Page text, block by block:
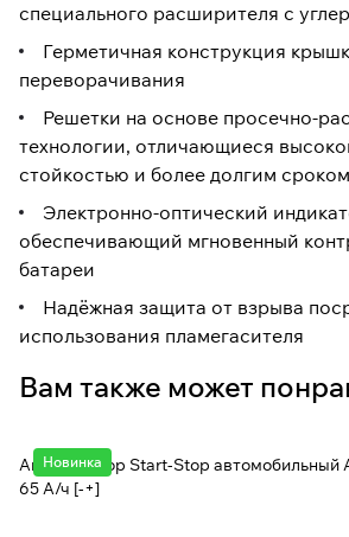
специального расширителя с
Герметичная конструкция
переворачивания
Решетки на основе просечно-
технологии, отличающиеся
стойкостью и более долгим
Электронно-оптический
обеспечивающий мгновенный
батареи
Надёжная защита от взрыва
использования пламегасителя
Вам также может
Новинка
Аккумулятор Start-Stop автомобильный
65 А/ч [-+]